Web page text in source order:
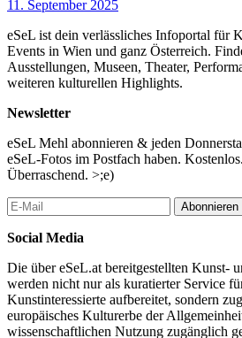
11. September 2025
eSeL ist dein verlässliches Infoportal für
Events in Wien und ganz Österreich.
Ausstellungen, Museen, Theater,
weiteren kulturellen Highlights.
Newsletter
eSeL Mehl abonnieren & jeden
eSeL-Fotos im Postfach haben.
Überraschend. >;e)
Abonnieren
Social Media
Die über eSeL.at bereitgestellten Kunst-
werden nicht nur als kuratierter Service
Kunstinteressierte aufbereitet, sondern
europäisches Kulturerbe der
wissenschaftlichen Nutzung zugänglich